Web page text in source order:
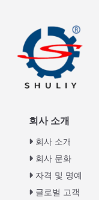
회사 소개
회사 소개
회사 문화
자격 및 명예
글로벌 고객